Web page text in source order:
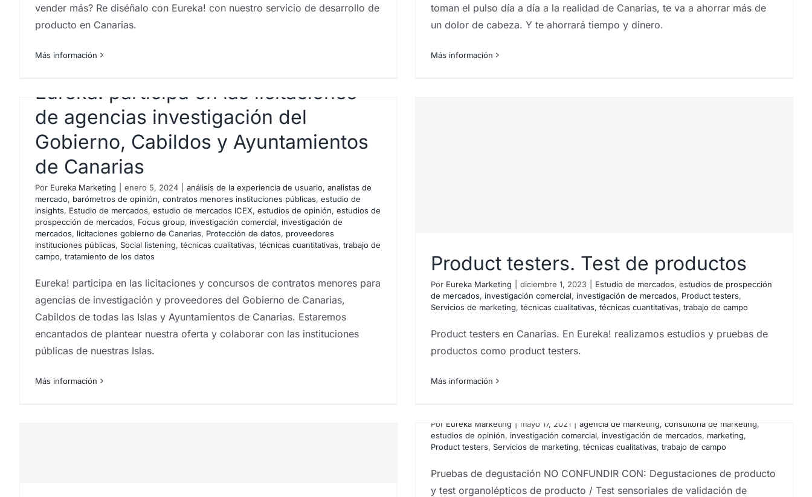
vender más? Re diséñalo con Eureka! con nuestro servicio de desarrollo de
producto en Canarias.
Más información
toman el pulso día a día a la realidad de Canarias, te va a ahorrar más de
un dolor de cabeza. Y te ahorrará tiempo y dinero.
Más información
Eureka! participa en las licitaciones
de agencias investigación del
Gobierno, Cabildos y Ayuntamientos
de Canarias
Por Eureka Marketing enero 5, 2024 análisis de la experiencia de usuario, analistas de
mercado, barómetros de opinión, contratos menores instituciones públicas, estudio de
insights, Estudio de mercados, estudio de mercados ICEX, estudios de opinión, estudios de
prospección de mercados, Focus group, investigación comercial, investigación de
mercados, licitaciones gobierno de Canarias, Protección de datos, proveedores
instituciones públicas, Social listening, técnicas cualitativas, técnicas cuantitativas, trabajo de
campo, tratamiento de los datos
Eureka! participa en las licitaciones y concursos de contratos menores para
agencias de investigación y proveedores del Gobierno de Canarias,
Cabildos de todas las Islas y Ayuntamientos de Canarias. Estaremos
encantados de plantear nuestra oferta y colaborar con las instituciones
públicas de nuestras Islas.
Más información
Product testers. Test de productos Product testers. Test de productos
Por Eureka Marketing diciembre 1, 2023 Estudio de mercados, estudios de prospección
de mercados, investigación comercial, investigación de mercados, Product testers,
Servicios de marketing, técnicas cualitativas, técnicas cuantitativas, trabajo de campo
Product testers en Canarias. En Eureka! realizamos estudios y pruebas de
productos como product testers.
Más información
Por Eureka Marketing | mayo 17, 2021 | agencia de marketing, consultoría de marketing,
estudios de opinión, investigación comercial, investigación de mercados, marketing,
Product testers, Servicios de marketing, técnicas cualitativas, trabajo de campo
Pruebas de degustación NO CONFUNDIR CON: Degustaciones de producto
y test organolépticos de producto / Test sensoriales de validación de